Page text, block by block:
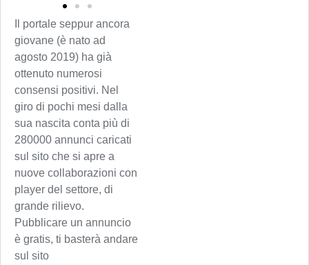
Il portale seppur ancora
giovane (è nato ad
agosto 2019) ha già
ottenuto numerosi
consensi positivi. Nel
giro di pochi mesi dalla
sua nascita conta più di
280000 annunci caricati
sul sito che si apre a
nuove collaborazioni con
player del settore, di
grande rilievo.
Pubblicare un annuncio
è gratis, ti basterà andare
sul sito